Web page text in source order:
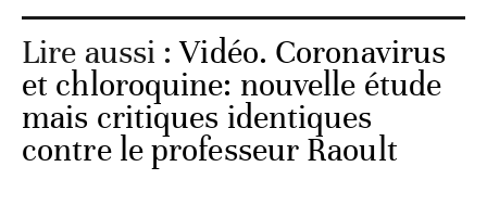
Lire aussi :Vidéo. Coronavirus
et chloroquine: nouvelle étude
mais critiques identiques
contre le professeur Raoult